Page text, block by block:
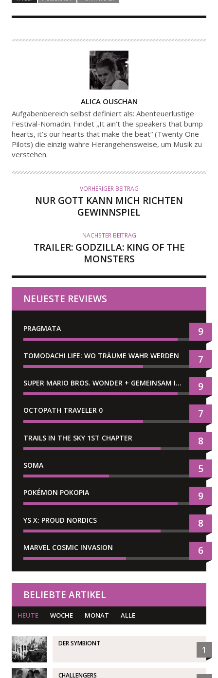
U
T
O
R
ALICA OUSCHAN
Aufgabenbereich selbst definiert als: Abenteuerlustige
Festival-Nomadin. Findet „It ain’t the speakers that bump
hearts, it’s our hearts that make the beat“ (Twenty One
Pilots) die einzig wahre Herangehensweise, um Musik zu
verstehen.
VORHERIGER BEITRAG
NUR GOTT KANN MICH RICHTEN
GEWINNSPIEL
NÄCHSTER BEITRAG
TRAILER: GODZILLA: KING OF THE
MONSTERS
NEUESTE REVIEWS
PRAGMATA 9
TOMODACHI LIFE: WO TRÄUME WAHR WERDEN 7
SUPER MARIO BROS. WONDER + GEMEINSAM IM BELLABEL-PARK 9
OCTOPATH TRAVELER 0 7
TRAILS IN THE SKY 1ST CHAPTER 8
SOMA 5
POKÉMON POKOPIA 9
YS X: PROUD NORDICS 8
MARVEL COSMIC INVASION 6
BELIEBTE ARTIKEL
HEUTE WOCHE MONAT ALLE
DER SYMBIONT
1
CHALLENGERS